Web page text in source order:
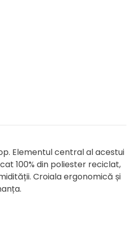
Elementul central al acestui
100% din poliester reciclat,
Croiala ergonomică și